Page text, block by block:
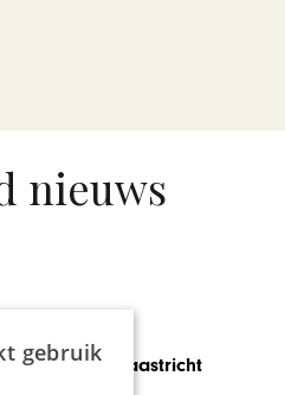
nieuws
Maastricht
gebruik